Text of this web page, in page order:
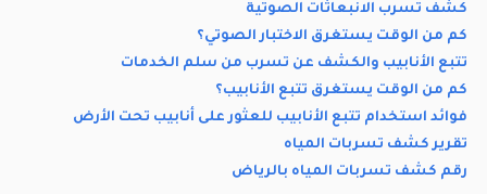
كشف تسرب الانبعاثات الصوتية
كم من الوقت يستغرق الاختبار الصوتي؟
تتبع الأنابيب والكشف عن تسرب من سلم الخدمات
كم من الوقت يستغرق تتبع الأنابيب؟
فوائد استخدام تتبع الأنابيب للعثور على أنابيب تحت الأرض
تقرير كشف تسربات المياه
رقم كشف تسربات المياه بالرياض